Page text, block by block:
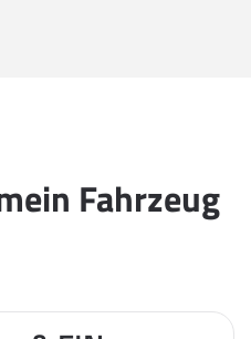
Fahrzeug